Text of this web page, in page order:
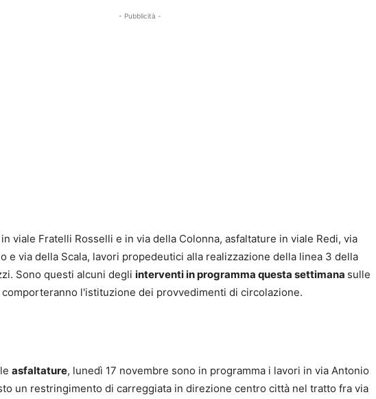
- Pubblicità -
viale Fratelli Rosselli e in via della Colonna, asfaltature in viale Redi, via
e via della Scala, lavori propedeutici alla realizzazione della linea 3 della
Sono questi alcuni degli interventi in programma questa settimana sulle
l'istituzione dei provvedimenti di circolazione.
asfaltature, lunedì 17 novembre sono in programma i lavori in via Antonio
un restringimento di carreggiata in direzione centro città nel tratto fra via